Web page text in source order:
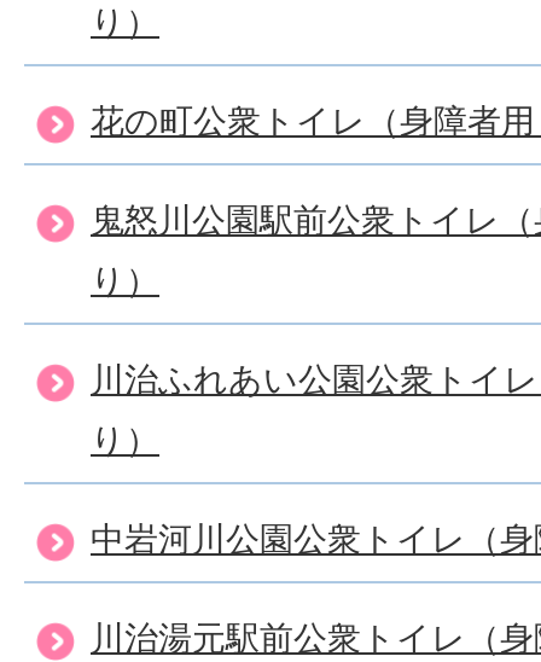
り）
花の町公衆トイレ（身障者
鬼怒川公園駅前公衆トイレ
り）
川治ふれあい公園公衆トイ
り）
中岩河川公園公衆トイレ（
川治湯元駅前公衆トイレ（